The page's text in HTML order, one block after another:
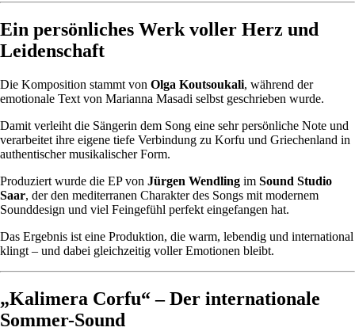
Ein persönliches Werk voller Herz und
Leidenschaft
Die Komposition stammt von Olga Koutsoukali, während der
emotionale Text von Marianna Masadi selbst geschrieben wurde.
Damit verleiht die Sängerin dem Song eine sehr persönliche Note und
verarbeitet ihre eigene tiefe Verbindung zu Korfu und Griechenland in
authentischer musikalischer Form.
Produziert wurde die EP von Jürgen Wendling im Sound Studio
Saar, der den mediterranen Charakter des Songs mit modernem
Sounddesign und viel Feingefühl perfekt eingefangen hat.
Das Ergebnis ist eine Produktion, die warm, lebendig und international
klingt – und dabei gleichzeitig voller Emotionen bleibt.
„Kalimera Corfu“ – Der internationale
Sommer-Sound